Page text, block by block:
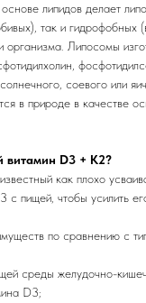
липидов делает
так и гидрофобных
организма. Липосомы
соевого или
в природе в качестве
витамин D3 + K2?
как плохо
с пищей, чтобы усилить
по сравнению с
среды желудочно-
D3;